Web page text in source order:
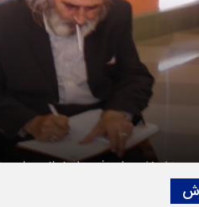
منتشر نشده با پروفسور اهرنجانی،